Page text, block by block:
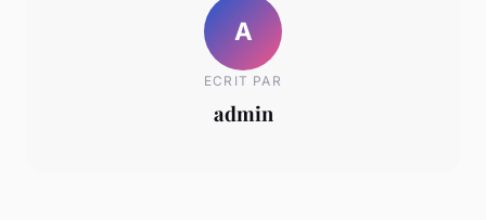
A
ECRIT PAR
admin